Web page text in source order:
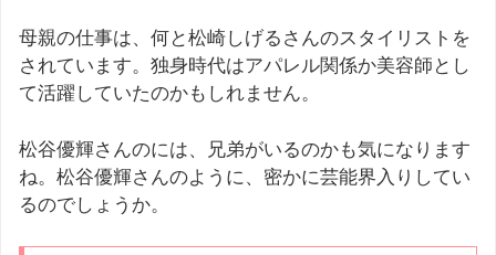
母親の仕事は、何と松崎しげるさんのスタイリストを
されています。独身時代はアパレル関係か美容師とし
て活躍していたのかもしれません。
松谷優輝さんのには、兄弟がいるのかも気になります
ね。松谷優輝さんのように、密かに芸能界入りしてい
るのでしょうか。